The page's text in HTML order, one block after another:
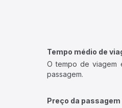
Tempo médio de
O tempo de viagem
passagem.
Preço da passagem